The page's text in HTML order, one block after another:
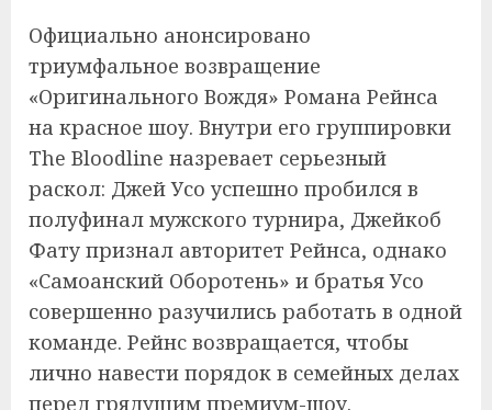
Официально анонсировано
триумфальное возвращение
«Оригинального Вождя» Романа Рейнса
на красное шоу. Внутри его группировки
The Bloodline назревает серьезный
раскол: Джей Усо успешно пробился в
полуфинал мужского турнира, Джейкоб
Фату признал авторитет Рейнса, однако
«Самоанский Оборотень» и братья Усо
совершенно разучились работать в одной
команде. Рейнс возвращается, чтобы
лично навести порядок в семейных делах
перед грядущим премиум-шоу.